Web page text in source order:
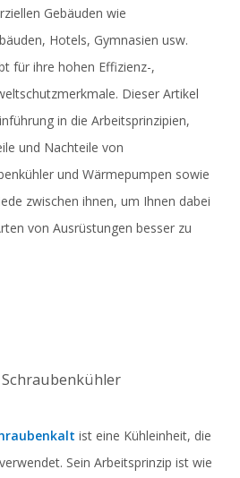
Gebäuden wie
Hotels, Gymnasien usw.
für ihre hohen Effizienz-,
Dieser Artikel
in die Arbeitsprinzipien,
und Nachteile von
und Wärmepumpen sowie
zwischen ihnen, um Ihnen dabei
von Ausrüstungen besser zu
ist eine Kühleinheit, die
Sein Arbeitsprinzip ist wie